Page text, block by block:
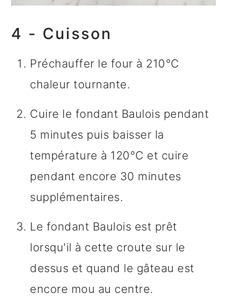
4 - Cuisson
Préchauffer le four à 210°C
chaleur tournante.
Cuire le fondant Baulois pendant
5 minutes puis baisser la
température à 120°C et cuire
pendant encore 30 minutes
supplémentaires.
Le fondant Baulois est prêt
lorsqu'il à cette croute sur le
dessus et quand le gâteau est
encore mou au centre.